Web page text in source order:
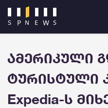
ამერიკული
ტურისტული
Expedia-ს